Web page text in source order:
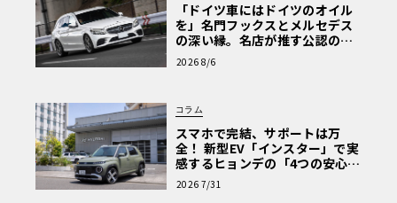
「ドイツ車にはドイツのオイル
を」名門フックスとメルセデス
の深い縁。名店が推す公認の安
心と、Cクラスで味わうシルキー
な走り〈PR〉
2026 8/6
コラム
スマホで完結、サポートは万
全！ 新型EV「インスター」で実
感するヒョンデの「4つの安心」
【第1回・ヒョンデ6つの疑問：
Why? Hyundai?】〈PR〉
2026 7/31